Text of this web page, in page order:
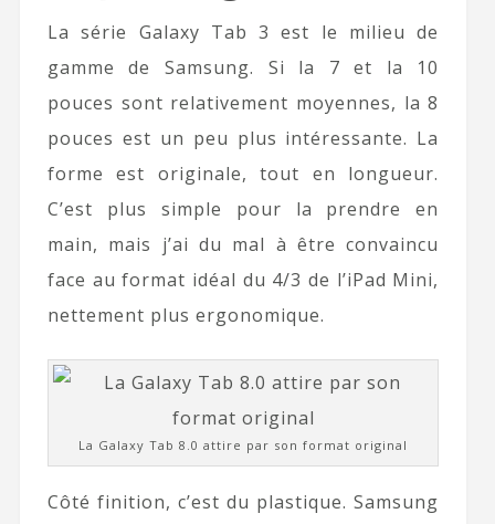
La série Galaxy Tab 3 est le milieu de
gamme de Samsung. Si la 7 et la 10
pouces sont relativement moyennes, la 8
pouces est un peu plus intéressante. La
forme est originale, tout en longueur.
C’est plus simple pour la prendre en
main, mais j’ai du mal à être convaincu
face au format idéal du 4/3 de l’iPad Mini,
nettement plus ergonomique.
La Galaxy Tab 8.0 attire par son format original
Côté finition, c’est du plastique. Samsung